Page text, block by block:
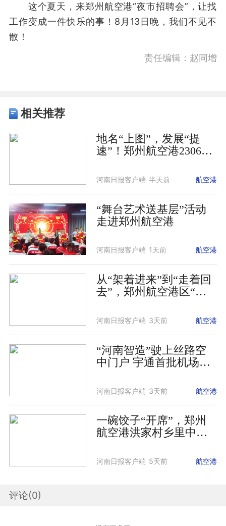
这个夏天，来郑州航空港“夜市招聘会”，让找
工作变成一件快乐的事！8月13日晚，我们不见不
散！
责任编辑：赵同增
相关推荐
地名“上图”，发展“提
速”！郑州航空港2306条
名
河南日报客户端 半天前 航空港
“舞台艺术送基层”活动
走进郑州航空港
河南日报客户端 1天前 航空港
从“架着进来”到“走着回
去”，郑州航空港区“北
点”
河南日报客户端 3天前 航空港
“河南智造”驶上丝路空
中门户 宇通首批机场自
疆投运
河南日报客户端 3天前 航空港
一碗饺子“开席”，郑州
航空港洪家村乡里中心
河南日报客户端 5天前 航空港
评论(0)